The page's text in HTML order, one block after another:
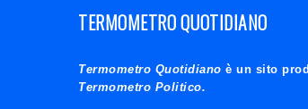
TERMOMETRO QUOTIDIANO
Termometro Quotidiano è un sito
Termometro Politico.